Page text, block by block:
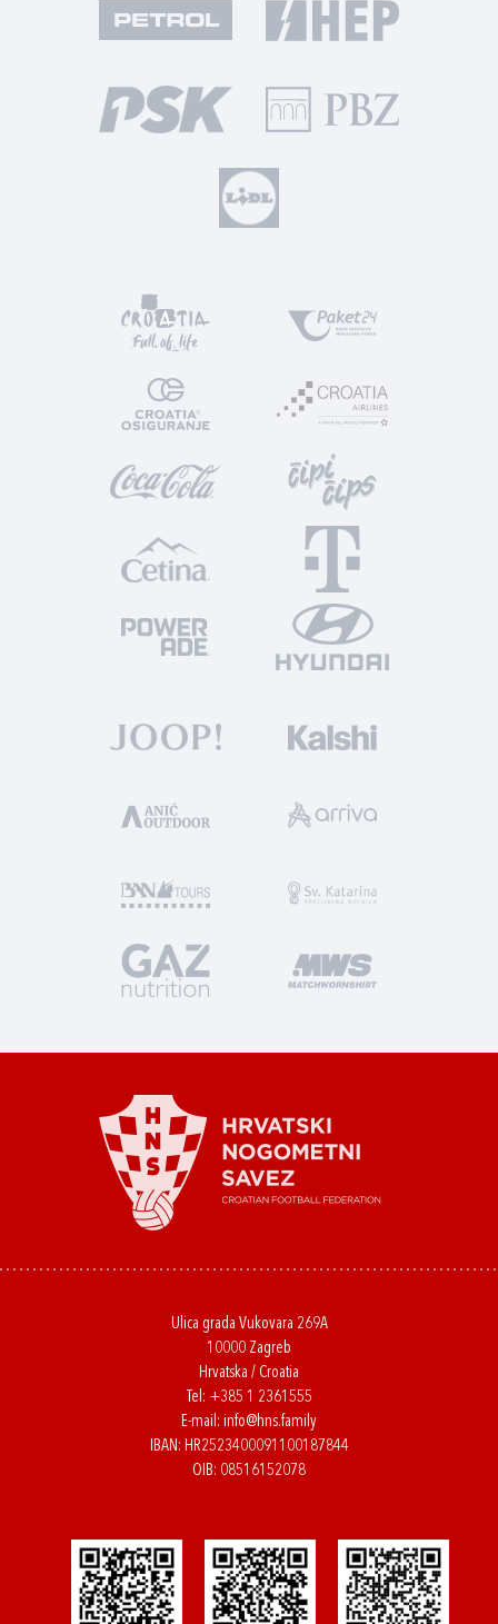
Ulica grada Vukovara 269A
10000 Zagreb
Hrvatska / Croatia
Tel: +385 1 2361555
E-mail: info@hns.family
IBAN: HR2523400091100187844
OIB: 08516152078